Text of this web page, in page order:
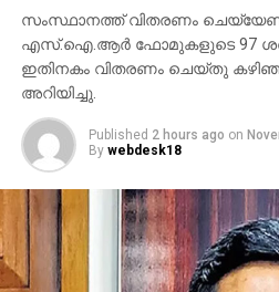
സംസ്ഥാനത്ത് വിതരണം
എസ്.ഐ.ആര്‍ ഫോമുകളുടെ 97
ഇതിനകം വിതരണം ചെയ്തു
അറിയിച്ചു.
Published 2 hours ago on
By webdesk18